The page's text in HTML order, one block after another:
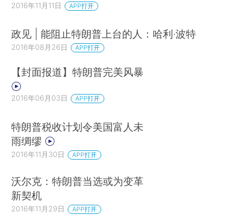
2016年11月11日 APP打开
政见 | 能阻止特朗普上台的人：哈利·波特
2016年08月26日 APP打开
【封面报道】特朗普完美风暴
2016年06月03日 APP打开
特朗普税收计划令美国富人未
雨绸缪
2016年11月30日 APP打开
沃尔克：特朗普当选或为变革
新契机
2016年11月29日 APP打开